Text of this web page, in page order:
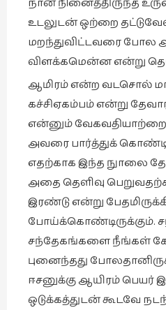
உடலுடன் ஒற்றை
மறந்துவிட்டவரை போல
விளக்கமென்ன என்று
ஆமிரம் என்ற வடசொல்
கச்சிஏகம்பம் என்று
என்னும் வேகவதியாற்றை
அவரை பார்த்துக்
எதற்காக இந்த நுாலை
அதை தெளிவு
இரண்டு என்று
போய்க்கொண்டிருக்கும்.
சந்தேகங்களை நீங்கள்
புனைந்தது
ஈசனுக்கு ஆயிரம்
ஒடுக்கத்துடன் கூடவே